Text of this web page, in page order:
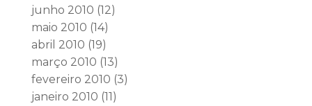
junho 2010 (12)
maio 2010 (14)
abril 2010 (19)
março 2010 (13)
fevereiro 2010 (3)
janeiro 2010 (11)